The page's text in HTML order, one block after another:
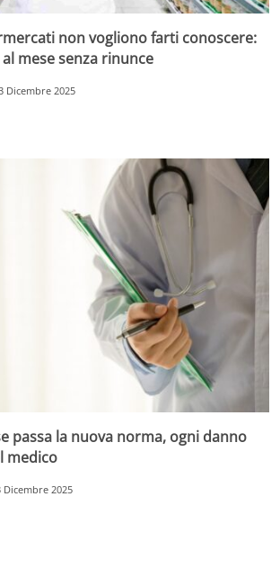
non vogliono farti conoscere:
mese senza rinunce
Dicembre 2025
passa la nuova norma, ogni danno
medico
Dicembre 2025